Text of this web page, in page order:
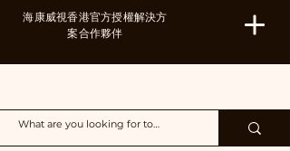
海康威視香港官方授權解決方
案合作夥伴